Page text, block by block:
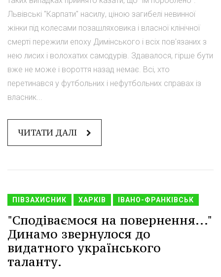
Львівські "Карпати" насилу, ціною загибелі невинної
жінки під колесами позашляховика і власної клінічної
смерті пережили епоху Димінського і всіх пов'язаних з
нею лисих і волохатих самодурів. Здавалося, гірше бути
вже не може і вороття назад немає. Всі, хто
перетинався у футбольних і нефутбольних справах із
власник...
ЧИТАТИ ДАЛІ
ПІВЗАХИСНИК ХАРКІВ ІВАНО-ФРАНКІВСЬК
"Сподіваємося на повернення..."
Динамо звернулося до
видатного українського
таланту.